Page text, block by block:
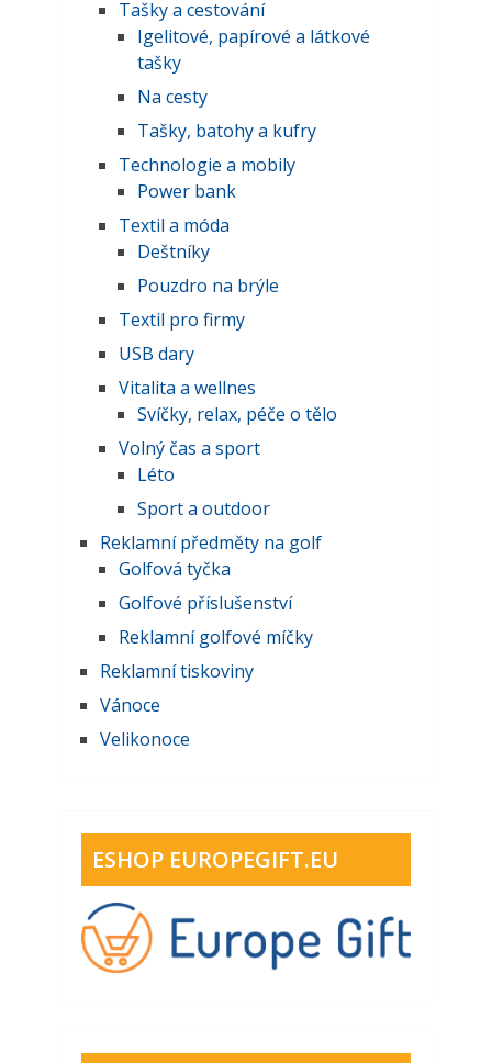
Tašky a cestování
Igelitové, papírové a látkové
tašky
Na cesty
Tašky, batohy a kufry
Technologie a mobily
Power bank
Textil a móda
Deštníky
Pouzdro na brýle
Textil pro firmy
USB dary
Vitalita a wellnes
Svíčky, relax, péče o tělo
Volný čas a sport
Léto
Sport a outdoor
Reklamní předměty na golf
Golfová tyčka
Golfové příslušenství
Reklamní golfové míčky
Reklamní tiskoviny
Vánoce
Velikonoce
ESHOP EUROPEGIFT.EU